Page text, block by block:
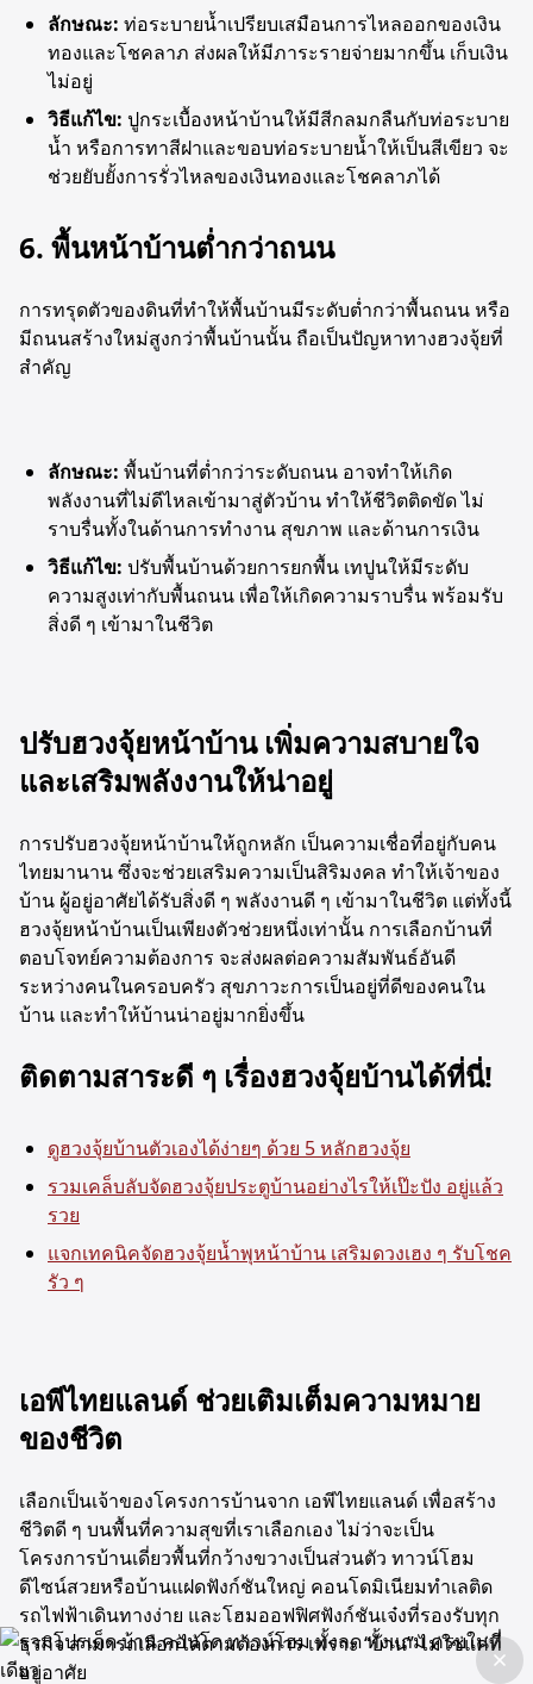
ลักษณะ: ท่อระบายน้ำเปรียบเสมือนการไหลออกของเงิน
ทองและโชคลาภ ส่งผลให้มีภาระรายจ่ายมากขึ้น เก็บเงิน
ไม่อยู่
วิธีแก้ไข: ปูกระเบื้องหน้าบ้านให้มีสีกลมกลืนกับท่อระบาย
น้ำ หรือการทาสีฝาและขอบท่อระบายน้ำให้เป็นสีเขียว จะ
ช่วยยับยั้งการรั่วไหลของเงินทองและโชคลาภได้
6. พื้นหน้าบ้านต่ำกว่าถนน
การทรุดตัวของดินที่ทำให้พื้นบ้านมีระดับต่ำกว่าพื้นถนน หรือ
มีถนนสร้างใหม่สูงกว่าพื้นบ้านนั้น ถือเป็นปัญหาทางฮวงจุ้ยที่
สำคัญ
ลักษณะ: พื้นบ้านที่ต่ำกว่าระดับถนน อาจทำให้เกิด
พลังงานที่ไม่ดีไหลเข้ามาสู่ตัวบ้าน ทำให้ชีวิตติดขัด ไม่
ราบรื่นทั้งในด้านการทำงาน สุขภาพ และด้านการเงิน
วิธีแก้ไข: ปรับพื้นบ้านด้วยการยกพื้น เทปูนให้มีระดับ
ความสูงเท่ากับพื้นถนน เพื่อให้เกิดความราบรื่น พร้อมรับ
สิ่งดี ๆ เข้ามาในชีวิต
ปรับฮวงจุ้ยหน้าบ้าน เพิ่มความสบายใจ
และเสริมพลังงานให้น่าอยู่
การปรับฮวงจุ้ยหน้าบ้านให้ถูกหลัก เป็นความเชื่อที่อยู่กับคน
ไทยมานาน ซึ่งจะช่วยเสริมความเป็นสิริมงคล ทำให้เจ้าของ
บ้าน ผู้อยู่อาศัยได้รับสิ่งดี ๆ พลังงานดี ๆ เข้ามาในชีวิต แต่ทั้งนี้
ฮวงจุ้ยหน้าบ้านเป็นเพียงตัวช่วยหนึ่งเท่านั้น การเลือกบ้านที่
ตอบโจทย์ความต้องการ จะส่งผลต่อความสัมพันธ์อันดี
ระหว่างคนในครอบครัว สุขภาวะการเป็นอยู่ที่ดีของคนใน
บ้าน และทำให้บ้านน่าอยู่มากยิ่งขึ้น
ติดตามสาระดี ๆ เรื่องฮวงจุ้ยบ้านได้ที่นี่!
ดูฮวงจุ้ยบ้านตัวเองได้ง่ายๆ ด้วย 5 หลักฮวงจุ้ย
รวมเคล็บลับจัดฮวงจุ้ยประตูบ้านอย่างไรให้เป๊ะปัง อยู่แล้ว
รวย
แจกเทคนิคจัดฮวงจุ้ยน้ำพุหน้าบ้าน เสริมดวงเฮง ๆ รับโชค
รัว ๆ
เอพีไทยแลนด์ ช่วยเติมเต็มความหมาย
ของชีวิต
เลือกเป็นเจ้าของโครงการบ้านจาก เอพีไทยแลนด์ เพื่อสร้าง
ชีวิตดี ๆ บนพื้นที่ความสุขที่เราเลือกเอง ไม่ว่าจะเป็น
โครงการบ้านเดี่ยวพื้นที่กว้างขวางเป็นส่วนตัว ทาวน์โฮม
ดีไซน์สวยหรือบ้านแฝดฟังก์ชันใหญ่ คอนโดมิเนียมทำเลติด
รถไฟฟ้าเดินทางง่าย และโฮมออฟฟิศฟังก์ชันเจ๋งที่รองรับทุก
ธุรกิจ สามารถเลือกได้ตามต้องการ เพราะ “บ้าน” ไม่ใช่แค่ที่
อยู่อาศัย